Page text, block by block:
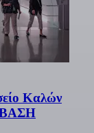
Καλών